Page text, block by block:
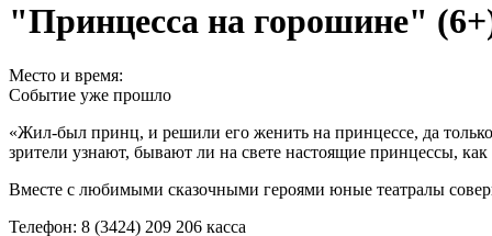
"Принцесса на горошине"
Место и время:
Событие уже прошло
«Жил-был принц, и решили его женить на принцессе, да
зрители узнают, бывают ли на свете настоящие принцессы,
Вместе с любимыми сказочными героями юные театралы
Телефон: 8 (3424) 209 206 касса